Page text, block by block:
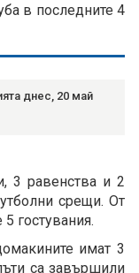
в последните 4
днес, 20 май
3 равенства и 2
срещи. От
гостувания.
имат 3
са завършили